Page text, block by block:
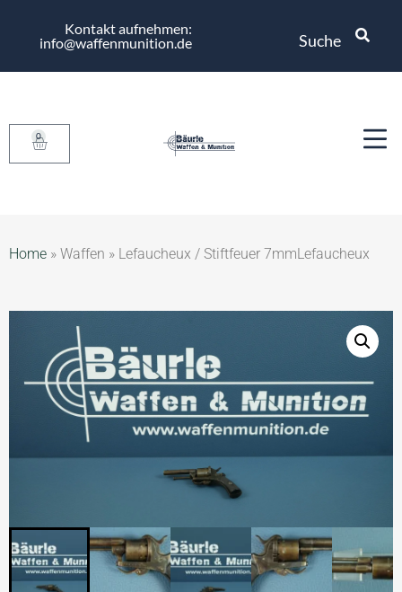
Kontakt aufnehmen:
info@waffenmunition.de
Suche
0
Home » Waffen » Lefaucheux / Stiftfeuer 7mmLefaucheux